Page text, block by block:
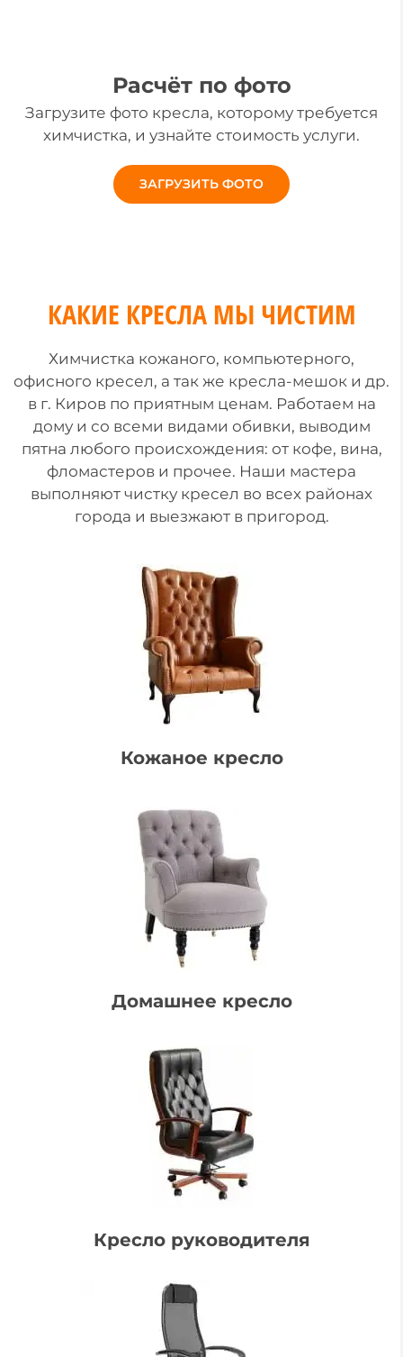
Расчёт по фото
Загрузите фото кресла, которому требуется
химчистка, и узнайте стоимость услуги.
ЗАГРУЗИТЬ ФОТО
КАКИЕ КРЕСЛА МЫ ЧИСТИМ
Химчистка кожаного, компьютерного,
офисного кресел, а так же кресла-мешок и др.
в г. Киров по приятным ценам. Работаем на
дому и со всеми видами обивки, выводим
пятна любого происхождения: от кофе, вина,
фломастеров и прочее. Наши мастера
выполняют чистку кресел во всех районах
города и выезжают в пригород.
Кожаное кресло
Домашнее кресло
Кресло руководителя